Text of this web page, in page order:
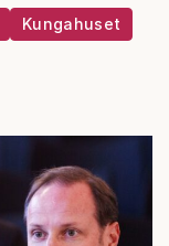
Kungahuset